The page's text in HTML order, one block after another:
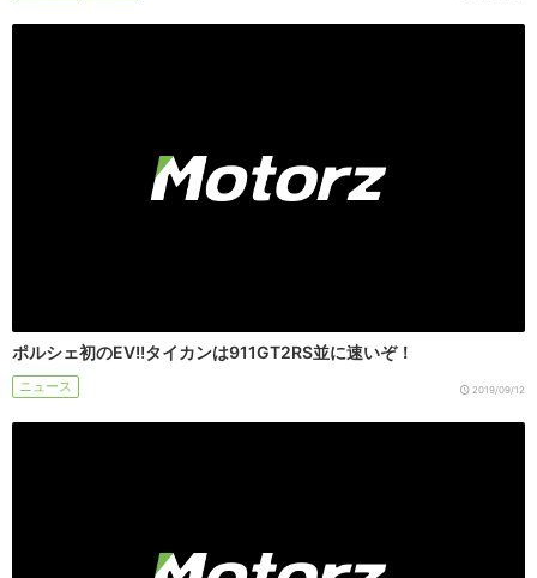
ポルシェ初のEV!!タイカンは911GT2RS並に速いぞ！
ニュース 2019/09/12